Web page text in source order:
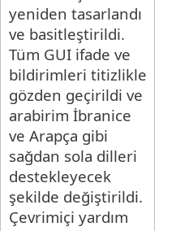
yeniden tasarlandı
ve basitleştirildi.
Tüm GUI ifade ve
bildirimleri titizlikle
gözden geçirildi ve
arabirim İbranice
ve Arapça gibi
sağdan sola dilleri
destekleyecek
şekilde değiştirildi.
Çevrimiçi yardım